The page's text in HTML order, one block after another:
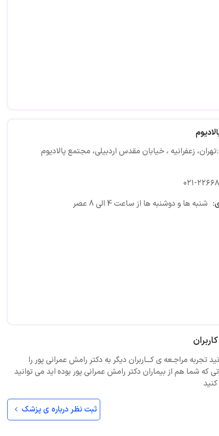
زعفرانیه ، خیابان مقدس اردبیلی، مجتمع پالادیوم
۲۲۶۶۸۶۱۱
شنبه ها و دوشنبه ها از ساعت 4 الی 8 عصر
تجربه مراجـعه ی کـــاربران دیگر به دکتر رامش عمرانی پور را
که شما هم از بیماران دکتر رامش عمرانی پور بوده اید می توانید
ثبت نظر درباره ی پزشک